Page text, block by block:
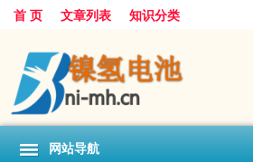
首 页 文章列表 知识分类
网站导航